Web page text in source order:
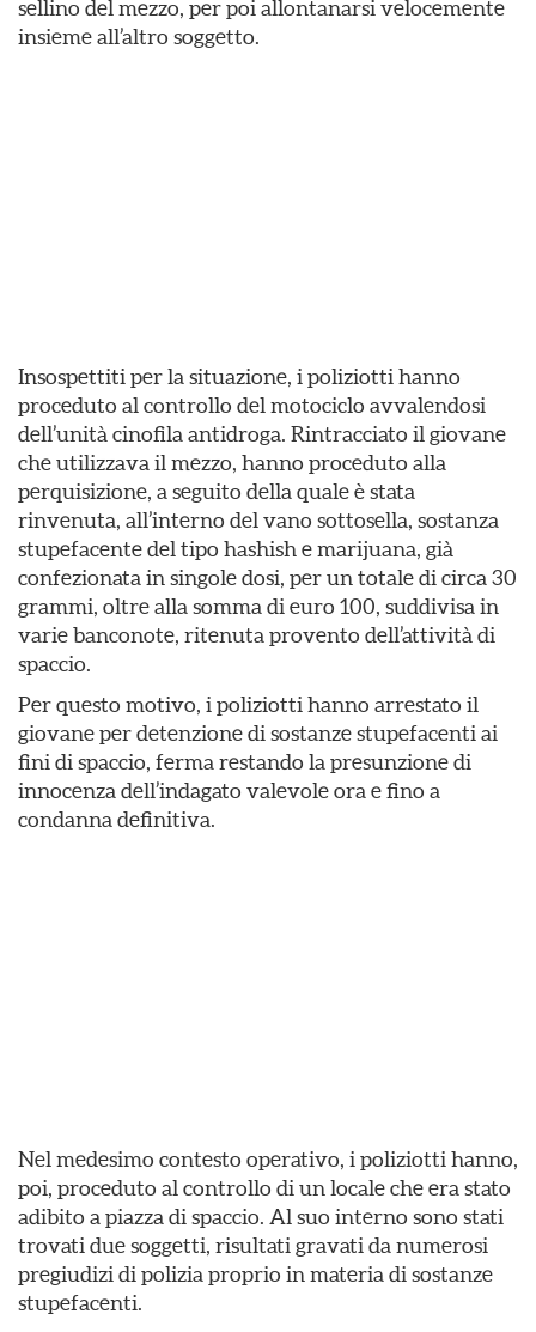
sellino del mezzo, per poi allontanarsi velocemente
insieme all’altro soggetto.
Insospettiti per la situazione, i poliziotti hanno
proceduto al controllo del motociclo avvalendosi
dell’unità cinofila antidroga. Rintracciato il giovane
che utilizzava il mezzo, hanno proceduto alla
perquisizione, a seguito della quale è stata
rinvenuta, all’interno del vano sottosella, sostanza
stupefacente del tipo hashish e marijuana, già
confezionata in singole dosi, per un totale di circa 30
grammi, oltre alla somma di euro 100, suddivisa in
varie banconote, ritenuta provento dell’attività di
spaccio.
Per questo motivo, i poliziotti hanno arrestato il
giovane per detenzione di sostanze stupefacenti ai
fini di spaccio, ferma restando la presunzione di
innocenza dell’indagato valevole ora e fino a
condanna definitiva.
Nel medesimo contesto operativo, i poliziotti hanno,
poi, proceduto al controllo di un locale che era stato
adibito a piazza di spaccio. Al suo interno sono stati
trovati due soggetti, risultati gravati da numerosi
pregiudizi di polizia proprio in materia di sostanze
stupefacenti.